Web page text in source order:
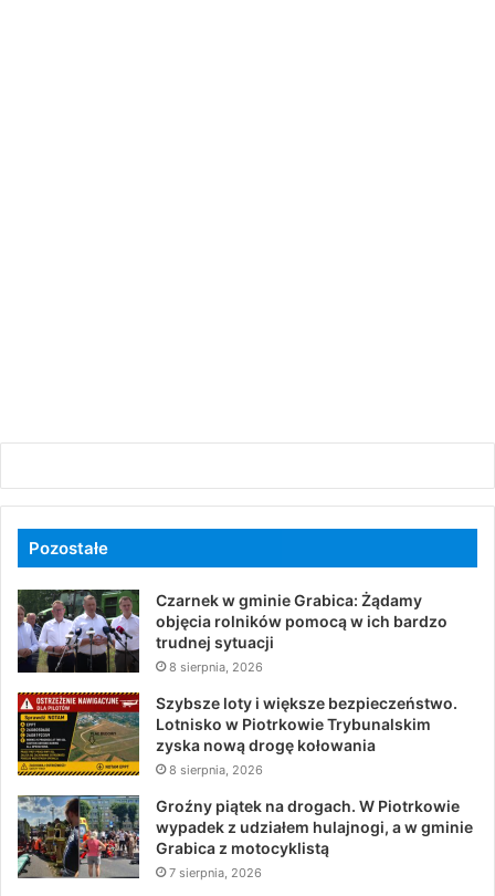
Pozostałe
Czarnek w gminie Grabica: Żądamy
objęcia rolników pomocą w ich bardzo
trudnej sytuacji
8 sierpnia, 2026
Szybsze loty i większe bezpieczeństwo.
Lotnisko w Piotrkowie Trybunalskim
zyska nową drogę kołowania
8 sierpnia, 2026
Groźny piątek na drogach. W Piotrkowie
wypadek z udziałem hulajnogi, a w gminie
Grabica z motocyklistą
7 sierpnia, 2026